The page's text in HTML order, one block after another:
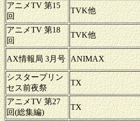
アニメTV 第15
回
TVK他
アニメTV 第18
回
TVK他
AX情報局 3月号 ANIMAX
シスタープリン
セス前夜祭
TX
アニメTV 第27
回(総集編)
TX